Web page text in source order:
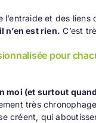
l’entraide et des
n’en est rien. C’est
pour
moi (et surtout
très
créent, qui